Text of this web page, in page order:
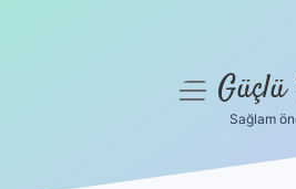
menüyü
Sağlam